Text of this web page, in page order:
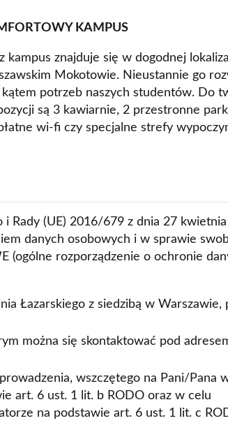
KAMPUS
kampus znajduje się w dogodnej
Mokotowie. Nieustannie go
kątem potrzeb naszych studentów. Do
są 3 kawiarnie, 2 przestronne
wi-fi czy specjalne strefy
Rady (UE) 2016/679 z dnia 27
danych osobowych i w sprawie
(ogólne rozporządzenie o ochronie
Łazarskiego z siedzibą w Warszawie,
można się skontaktować pod
wszczętego na Pani/Pana
art. 6 ust. 1 lit. b RODO oraz w celu
na podstawie art. 6 ust. 1 lit. c